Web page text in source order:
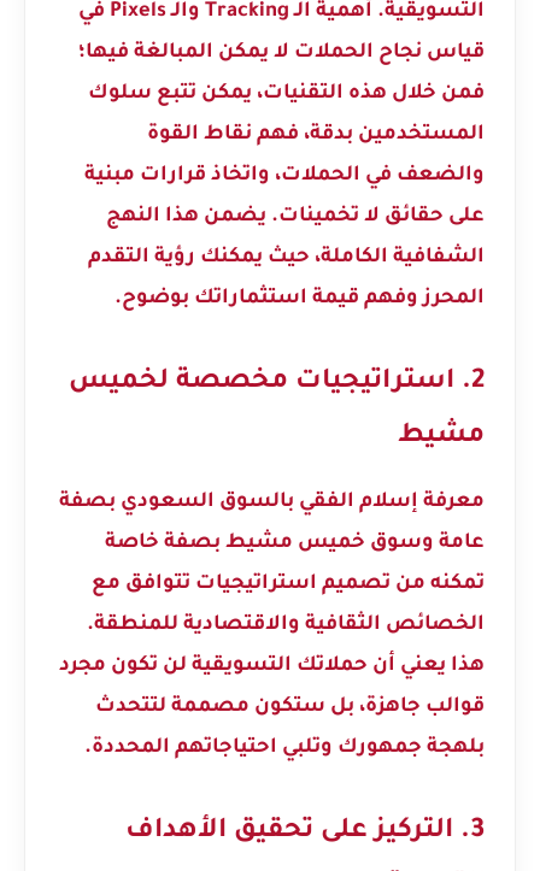
التسويقية.
أهمية الـ Tracking والـ Pixels في
قياس نجاح الحملات لا يمكن المبالغة فيها؛
فمن خلال هذه التقنيات، يمكن تتبع سلوك
المستخدمين بدقة، فهم نقاط القوة
والضعف في الحملات، واتخاذ قرارات مبنية
على حقائق لا تخمينات. يضمن هذا النهج
الشفافية الكاملة، حيث يمكنك رؤية التقدم
المحرز وفهم قيمة استثماراتك بوضوح.
2. استراتيجيات مخصصة لخميس
مشيط
معرفة إسلام الفقي بالسوق السعودي بصفة
عامة وسوق خميس مشيط بصفة خاصة
تمكنه من تصميم استراتيجيات تتوافق مع
الخصائص الثقافية والاقتصادية للمنطقة.
هذا يعني أن حملاتك التسويقية لن تكون مجرد
قوالب جاهزة، بل ستكون مصممة لتتحدث
بلهجة جمهورك وتلبي احتياجاتهم المحددة.
3. التركيز على تحقيق الأهداف